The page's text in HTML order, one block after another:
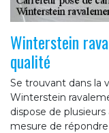
Winterstein
qualité
Se trouvant dans la
Winterstein
dispose de
mesure de